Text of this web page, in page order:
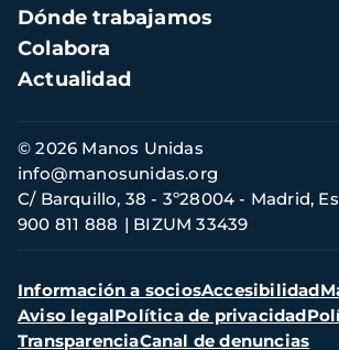
Dónde trabajamos
Colabora
Actualidad
Información
de
contacto
© 2026 Manos Unidas
C/ Barquillo, 38 - 3º28004 - Madrid,
900 811 888
BIZUM 33439
info@manosunidas.org
Menú
secundario
Información a sociosAccesibilidad
Aviso legalPolítica de privacidad
TransparenciaCanal de denuncias